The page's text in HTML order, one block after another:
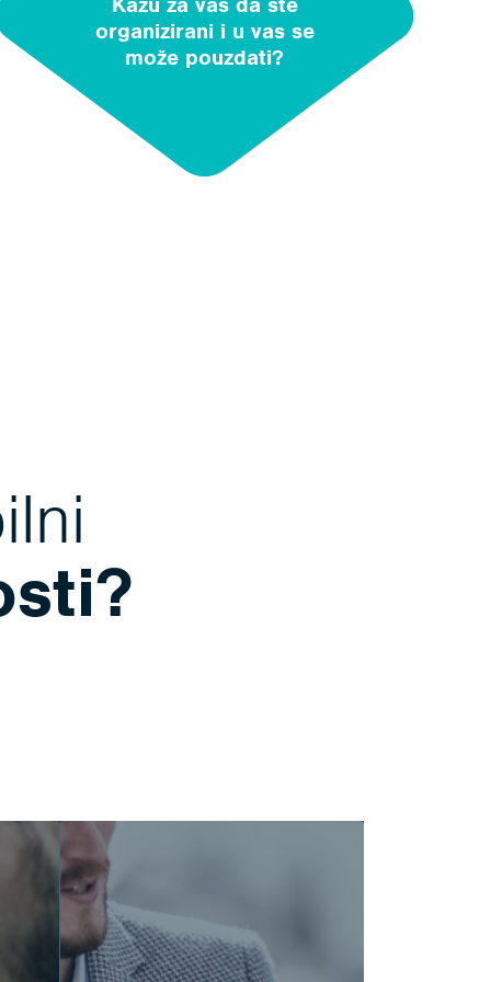
organizirani i u vas se
može pouzdati?